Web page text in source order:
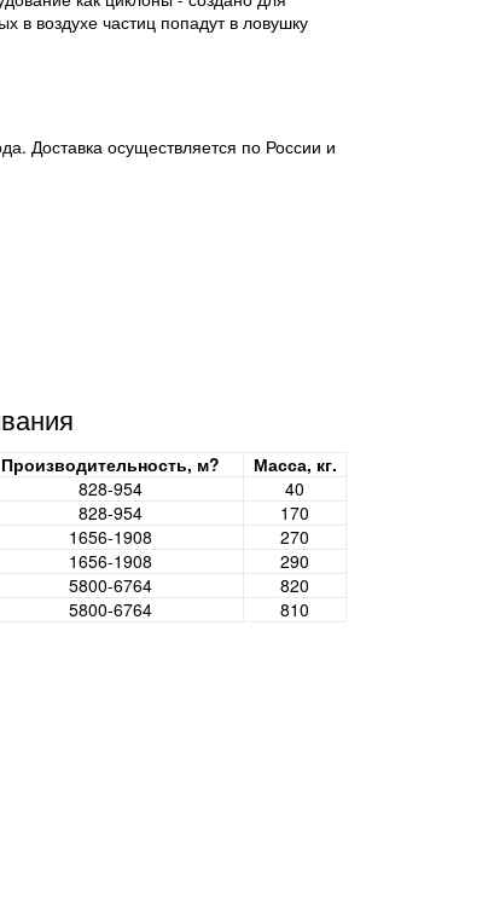
в воздухе частиц попадут в ловушку
Доставка осуществляется по России и
Производительность, м?
Масса, кг.
828-954
40
828-954
170
1656-1908
270
1656-1908
290
5800-6764
820
5800-6764
810